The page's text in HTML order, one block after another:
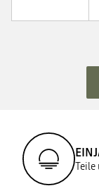
Teile